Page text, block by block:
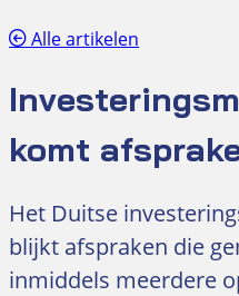
Alle artikelen
komt
Het Duitse
blijkt afspraken die
inmiddels meerdere